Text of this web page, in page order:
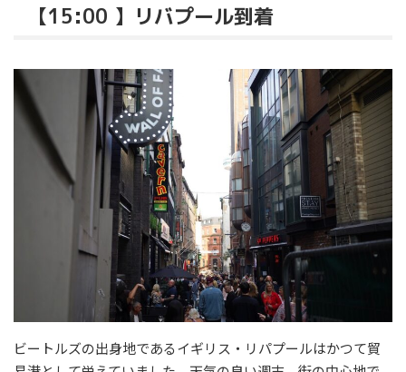
【15:00 】リバプール到着
ビートルズの出身地であるイギリス・リパプールはかつて貿